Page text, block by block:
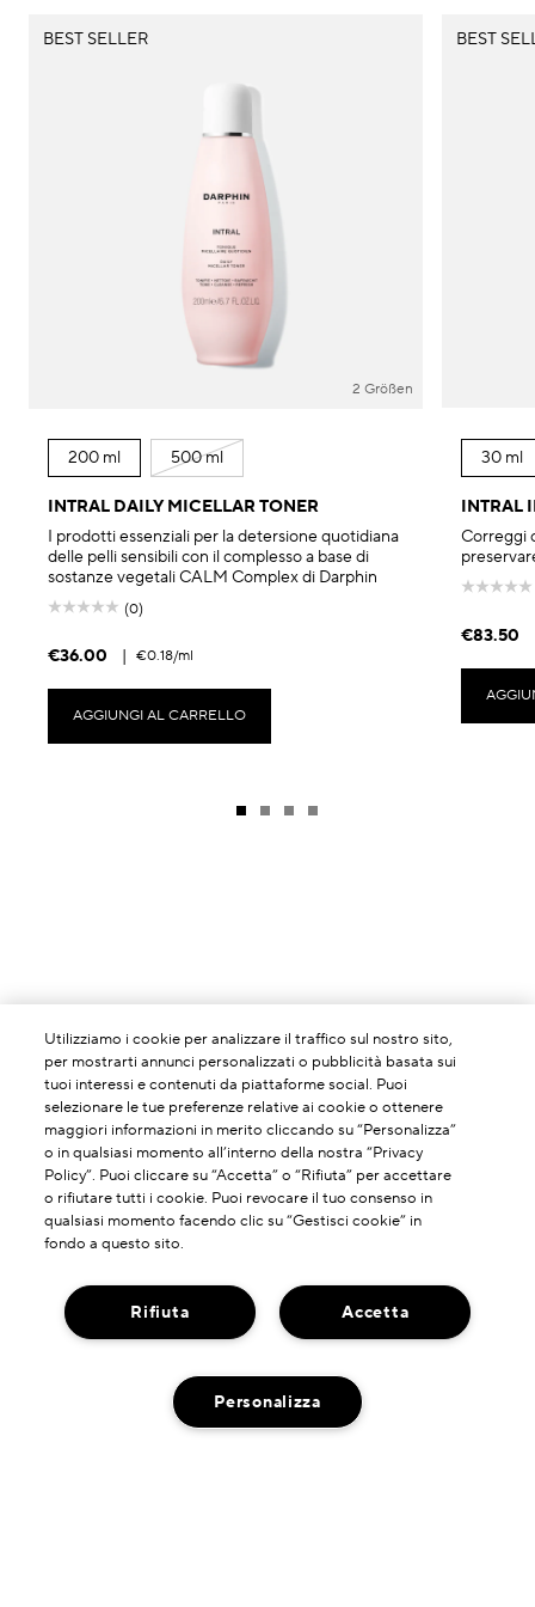
Macchie scure & pelle irregolare
BEST SELLER
2 Größen
200 ml 500 ml
INTRAL DAILY MICELLAR TONER
I prodotti essenziali per la detersione quotidiana
delle pelli sensibili con il complesso a base di
sostanze vegetali CALM Complex di Darphin
(0)
€36.00 | €0.18/ml
AGGIUNGI AL CARRELLO
BEST
30 ml
INTRAL
Correggi
€83.50
Utilizziamo i cookie per analizzare il traffico sul nostro sito,
per mostrarti annunci personalizzati o pubblicità basata sui
tuoi interessi e contenuti da piattaforme social. Puoi
selezionare le tue preferenze relative ai cookie o ottenere
maggiori informazioni in merito cliccando su “Personalizza”
o in qualsiasi momento all’interno della nostra “Privacy
Policy”. Puoi cliccare su “Accetta” o “Rifiuta” per accettare
o rifiutare tutti i cookie. Puoi revocare il tuo consenso in
qualsiasi momento facendo clic su “Gestisci cookie” in
fondo a questo sito.
Accetta
Rifiuta
Personalizza